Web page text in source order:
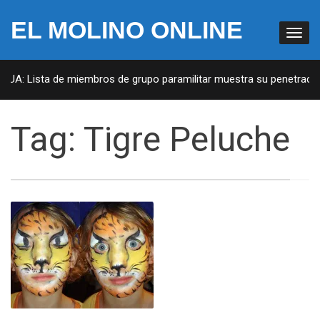
EL MOLINO ONLINE
Lista de miembros de grupo paramilitar muestra su
Tag: Tigre Peluche